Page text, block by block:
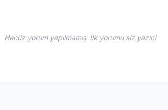
Henüz yorum yapılmamış. İlk yorumu siz yazın!